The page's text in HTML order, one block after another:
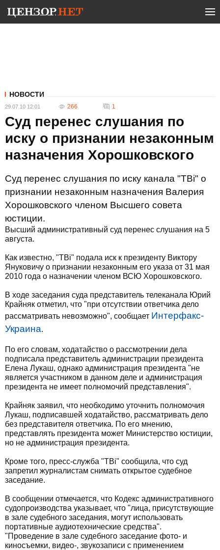
НОВОСТИ
29.07.10 12:01 266 1
Суд перенес слушания по
иску о признании незаконным
назначения Хорошковского
Суд перенес слушания по иску канала "TBi" о
признании незаконным назначения Валерия
Хорошковского членом Высшего совета
юстиции.
Высший административный суд перенес слушания на 5
августа.
Как известно, "TBi" подала иск к президенту Виктору
Януковичу о признании незаконным его указа от 31 мая
2010 года о назначении членом ВСЮ Хорошковского.
В ходе заседания суда представитель телеканала Юрий
Крайняк отметил, что "при отсутствии ответчика дело
рассматривать невозможно", сообщает Интерфакс-
Украина.
По его словам, ходатайство о рассмотрении дела
подписала представитель администрации президента
Елена Лукаш, однако администрация президента "не
является участником в данном деле и администрация
президента не имеет полномочий представления".
Крайняк заявил, что необходимо уточнить полномочия
Лукаш, подписавшей ходатайство, рассматривать дело
без представителя ответчика. По его мнению,
представлять президента может Министерство юстиции,
но не администрация президента.
Кроме того, пресс-служба "ТВi" сообщила, что суд
запретил журналистам снимать открытое судебное
заседание.
В сообщении отмечается, что Кодекс административного
судопроизводства указывает, что "лица, присутствующие
в зале судебного заседания, могут использовать
портативные аудиотехнические средства".
"Проведение в зале судебного заседание фото- и
киносъемки, видео-, звукозаписи с применением